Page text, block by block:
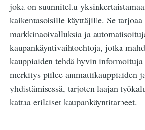
joka on suunniteltu
kaikentasoisille käyttäjille. Se tarjoaa
markkinaoivalluksia ja
kaupankäyntivaihtoehtoja, jotka
kauppiaiden tehdä hyvin informoituja
merkitys piilee ammattikauppiaiden
yhdistämisessä, tarjoten laajan
kattaa erilaiset kaupankäyntitarpeet.